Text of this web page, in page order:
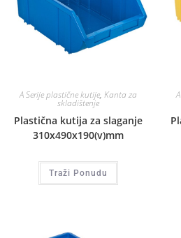
A Serije plastične kutije, Kanta za
skladištenje
Plastična kutija za slaganje
310x490x190(v)mm
Traži Ponudu